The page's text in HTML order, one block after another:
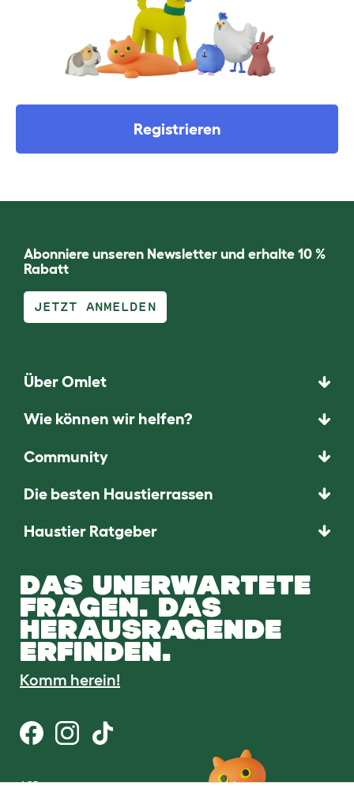
Registrieren
Abonniere unseren Newsletter und erhalte 10 %
Rabatt
JETZT ANMELDEN
Über Omlet
Wie können wir helfen?
Community
Die besten Haustierrassen
Haustier Ratgeber
DAS UNERWARTETE
FRAGEN. DAS
HERAUSRAGENDE
ERFINDEN.
Komm herein!